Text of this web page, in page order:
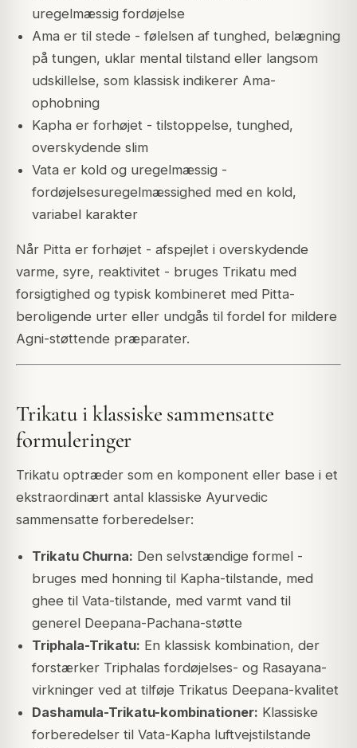
uregelmæssig fordøjelse
Ama er til stede - følelsen af tunghed, belægning
på tungen, uklar mental tilstand eller langsom
udskillelse, som klassisk indikerer Ama-
ophobning
Kapha er forhøjet - tilstoppelse, tunghed,
overskydende slim
Vata er kold og uregelmæssig -
fordøjelsesuregelmæssighed med en kold,
variabel karakter
Når Pitta er forhøjet - afspejlet i overskydende
varme, syre, reaktivitet - bruges Trikatu med
forsigtighed og typisk kombineret med Pitta-
beroligende urter eller undgås til fordel for mildere
Agni-støttende præparater.
Trikatu i klassiske sammensatte
formuleringer
Trikatu optræder som en komponent eller base i et
ekstraordinært antal klassiske Ayurvedic
sammensatte forberedelser:
Trikatu Churna: Den selvstændige formel -
bruges med honning til Kapha-tilstande, med
ghee til Vata-tilstande, med varmt vand til
generel Deepana-Pachana-støtte
Triphala-Trikatu: En klassisk kombination, der
forstærker Triphalas fordøjelses- og Rasayana-
virkninger ved at tilføje Trikatus Deepana-kvalitet
Dashamula-Trikatu-kombinationer: Klassiske
forberedelser til Vata-Kapha luftvejstilstande